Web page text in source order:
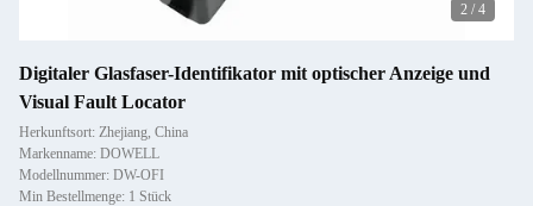
2 / 4
Digitaler Glasfaser-Identifikator mit optischer Anzeige und
Visual Fault Locator
Herkunftsort: Zhejiang, China
Markenname: DOWELL
Modellnummer: DW-OFI
Min Bestellmenge: 1 Stück